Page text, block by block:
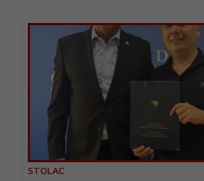
STOLAC